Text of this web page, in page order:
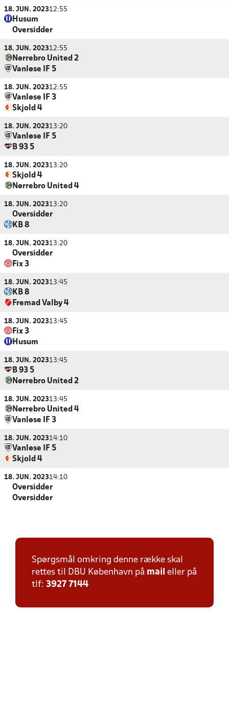
18. JUN. 202312:55
Husum
Oversidder
18. JUN. 202312:55
Nørrebro United 2
Vanløse IF 5
18. JUN. 202312:55
Vanløse IF 3
Skjold 4
18. JUN. 202313:20
Vanløse IF 5
B 93 5
18. JUN. 202313:20
Skjold 4
Nørrebro United 4
18. JUN. 202313:20
Oversidder
KB 8
18. JUN. 202313:20
Oversidder
Fix 3
18. JUN. 202313:45
KB 8
Fremad Valby 4
18. JUN. 202313:45
Fix 3
Husum
18. JUN. 202313:45
B 93 5
Nørrebro United 2
18. JUN. 202313:45
Nørrebro United 4
Vanløse IF 3
18. JUN. 202314:10
Vanløse IF 5
Skjold 4
18. JUN. 202314:10
Oversidder
Oversidder
Spørgsmål omkring denne række skal
rettes til DBU København på mail eller på
tlf: 3927 7144